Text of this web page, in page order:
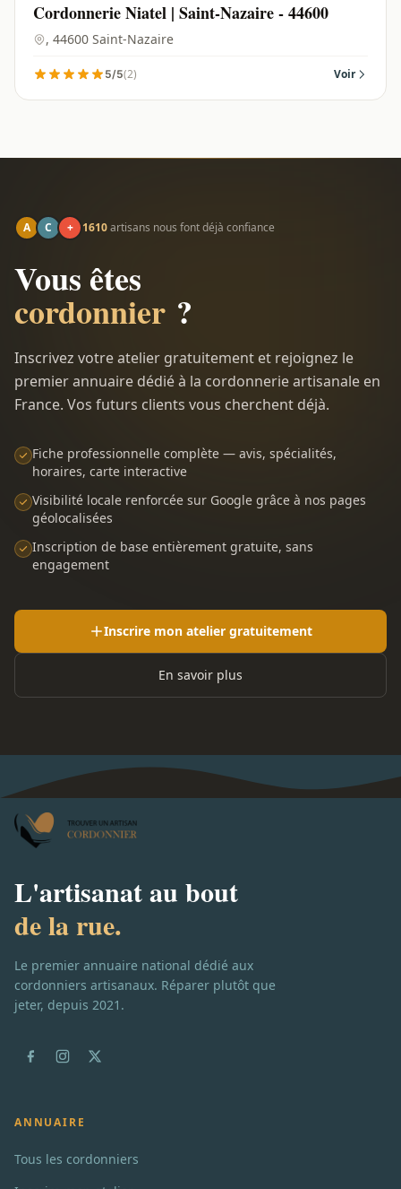
Cordonnerie Niatel | Saint-Nazaire - 44600
, 44600 Saint-Nazaire
5/5(2) Voir
A C + 1610artisans nous font déjà confiance
Vous êtes
cordonnier ?
Inscrivez votre atelier gratuitement et rejoignez le
premier annuaire dédié à la cordonnerie artisanale en
France. Vos futurs clients vous cherchent déjà.
Fiche professionnelle complète — avis, spécialités,
horaires, carte interactive
Visibilité locale renforcée sur Google grâce à nos pages
géolocalisées
Inscription de base entièrement gratuite, sans
engagement
Inscrire mon atelier gratuitement
En savoir plus
L'artisanat au bout
de la rue.
Le premier annuaire national dédié aux
cordonniers artisanaux. Réparer plutôt que
jeter, depuis 2021.
ANNUAIRE
Tous les cordonniers